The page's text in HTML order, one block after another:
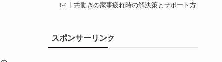
共働きの家事疲れ時の解決策とサポート方
平だと思ったら
スポンサーリンク